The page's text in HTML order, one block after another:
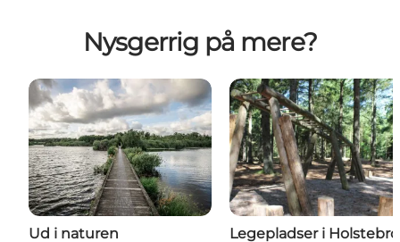
Nysgerrig på mere?
Ud i naturen Legepladser i Holstebro